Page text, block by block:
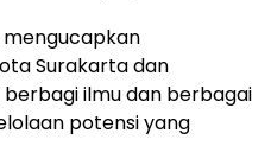
mengucapkan
Surakarta dan
ilmu dan berbagai
potensi yang